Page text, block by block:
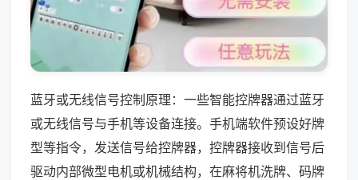
蓝牙或无线信号控制原理：一些智能控牌器通过蓝牙
或无线信号与手机等设备连接。手机端软件预设好牌
型等指令，发送信号给控牌器，控牌器接收到信号后
驱动内部微型电机或机械结构，在麻将机洗牌、码牌